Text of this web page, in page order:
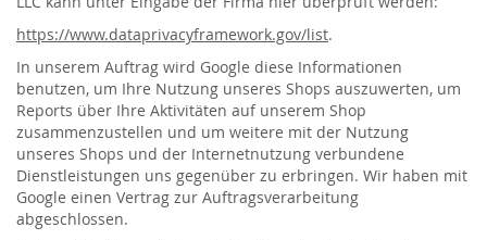
https://www.dataprivacyframework.gov/list.
In unserem Auftrag wird Google diese Informationen
benutzen, um Ihre Nutzung unseres Shops auszuwerten, um
Reports über Ihre Aktivitäten auf unserem Shop
zusammenzustellen und um weitere mit der Nutzung
unseres Shops und der Internetnutzung verbundene
Dienstleistungen uns gegenüber zu erbringen. Wir haben mit
Google einen Vertrag zur Auftragsverarbeitung
abgeschlossen.